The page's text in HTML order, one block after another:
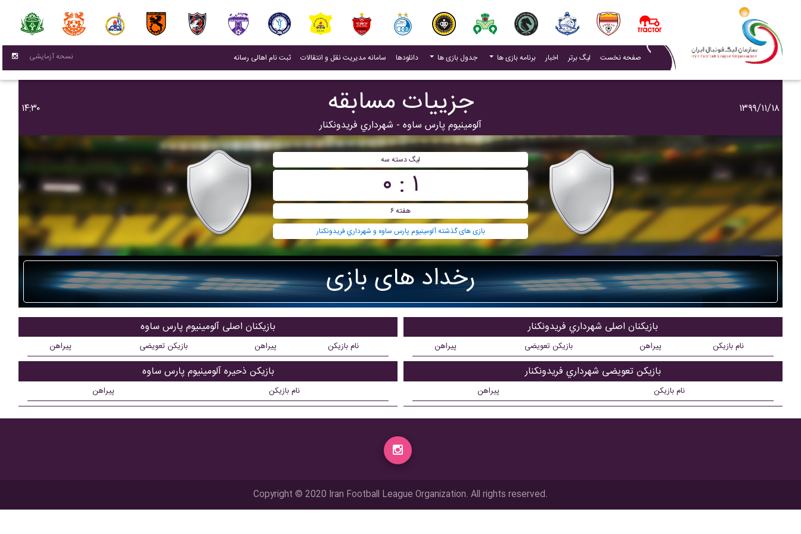
صفحه نخست لیگ برتر اخبار(current) برنامه بازی ها جدول بازی ها دانلودها سامانه مدیریت نقل و انتقالات
(current) ثبت نام اهالی رسانه
(current) نسحه آزمایشی
۱۳۹۹/۱۱/۱۸ جزییات مسابقه
آلومینیوم پارس ساوه - شهرداري فريدونکنار
۱۴:۳۰
ليگ دسته سه
۱ : ۰
هفته ۶
بازی های گذشته آلومینیوم پارس ساوه و شهرداري فريدونکنار
رخداد های بازی
بازیکنان اصلی شهرداري فريدونکنار
نام بازیکن پیراهن بازیکن تعویضی پیراهن
بازیکن تعویضی شهرداري فريدونکنار
نام بازیکن پیراهن
بازیکنان اصلی آلومینیوم پارس ساوه
نام بازیکن پیراهن بازیکن تعویضی پیراهن
بازیکن ذحیره آلومینیوم پارس ساوه
نام بازیکن پیراهن
Copyright © 2020 Iran Football League Organization. All rights reserved.